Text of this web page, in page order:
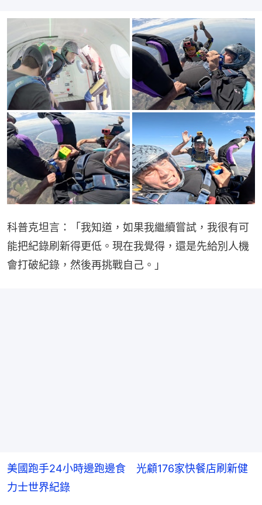
科普克坦言：「我知道，如果我繼續嘗試，我很有可
能把紀錄刷新得更低。現在我覺得，還是先給別人機
會打破紀錄，然後再挑戰自己。」
美國跑手24小時邊跑邊食 光顧176家快餐店刷新健
力士世界紀錄